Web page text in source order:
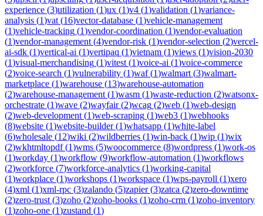
experience (3)utilization (1)ux (1)v4 (1)validation (1)variance-
analysis (1)vat (16)vector-database (1)vehicle-management
(1)vehicle-tracking (1)vendor-coordination (1)vendor-evaluation
(1)vendor-management (4)vendor-risk (1)vendor-selection (2)vercel-
ai-sdk (1)vertical-ai (1)vertipaq (1)vietnam (1)views (1)vision-2030
(1)visual-merchandising (1)vitest (1)voice-ai (1)voice-commerce
(2)voice-search (1)vulnerability (1)waf(1)walmart (3)walmart-
marketplace (1)warehouse (13)warehouse-automation
(2)warehouse-management (1)wasm (1)waste-reduction (2)watsonx-
orchestrate (1)wave (2)wayfair(2)wcag (2)web (1)web-design
(2)web-development (1)web-scraping (1)web3 (1)webhooks
(8)website (1)website-builder(1)whatsapp (1)white-label
(6)wholesale (12)wiki (2)wildberries (1)win-back (1)wip (1)wix
(2)wkhtmltopdf(1)wms (5)woocommerce (8)wordpress (1)work-os
(1)workday (1)workflow (9)workflow-automation (1)workflows
(2)workforce (7)workforce-analytics (1)working-capital
(1)workplace (1)workshops (1)workspace (1)wps-payroll (1)xero
(4)xml (1)xml-rpc (3)zalando (5)zapier(3)zatca (2)zero-downtime
(2)zero-trust (3)zoho (2)zoho-books (1)zoho-crm (1)zoho-inventory
(1)zoho-one (1)zustand (1)